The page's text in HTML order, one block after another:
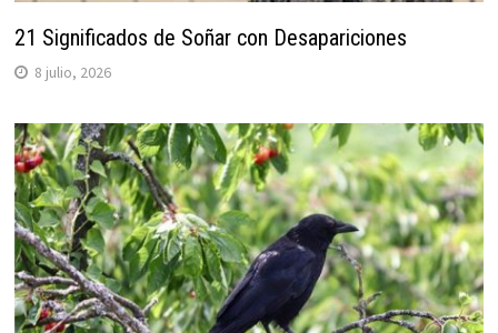
21 Significados de Soñar con Desapariciones
8 julio, 2026